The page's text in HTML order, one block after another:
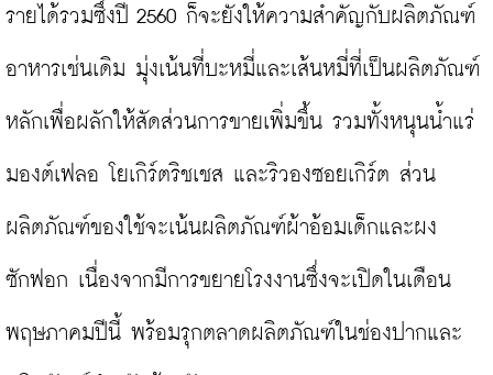
รายได้รวมซึ่งปี 2560 ก็จะยังให้ความสำคัญกับผลิตภัณฑ์
อาหารเช่นเดิม มุ่งเน้นที่บะหมี่และเส้นหมี่ที่เป็นผลิตภัณฑ์
หลักเพื่อผลักให้สัดส่วนการขายเพิ่มขึ้น รวมทั้งหนุนน้ำแร่
มองต์เฟลอ โยเกิร์ตริชเชส และริวองซอยเกิร์ต ส่วน
ผลิตภัณฑ์ของใช้จะเน้นผลิตภัณฑ์ผ้าอ้อมเด็กและผง
ซักฟอก เนื่องจากมีการขยายโรงงานซึ่งจะเปิดในเดือน
พฤษภาคมปีนี้ พร้อมรุกตลาดผลิตภัณฑ์ในช่องปากและ